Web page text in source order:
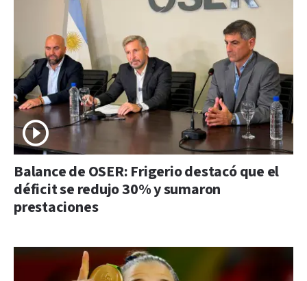
Balance de OSER: Frigerio destacó que el
déficit se redujo 30% y sumaron
prestaciones